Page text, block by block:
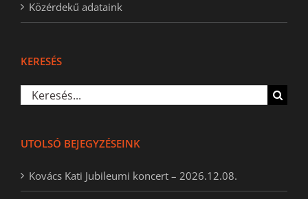
Közérdekű adataink
KERESÉS
Keresés...
UTOLSÓ BEJEGYZÉSEINK
Kovács Kati Jubileumi koncert – 2026.12.08.